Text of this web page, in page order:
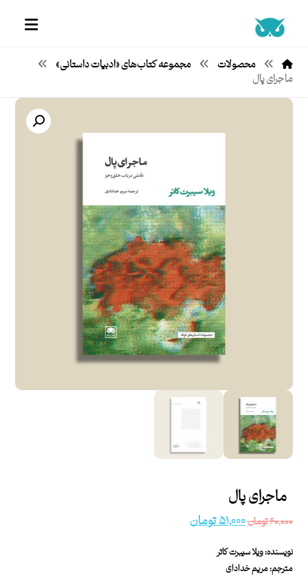
محصولات
مجموعه کتاب‌های «ادبیات داستانی»
ماجرای پال
ماجرای پال
۶۰,۰۰۰تومان۵۱,۰۰۰تومان
نویسنده: ویلا سیبرت کاتر
مترجم: مریم خدادای